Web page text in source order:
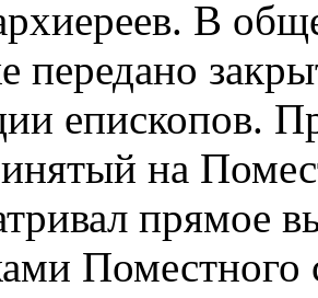
В
передано
епископов.
на
прямое
Поместного